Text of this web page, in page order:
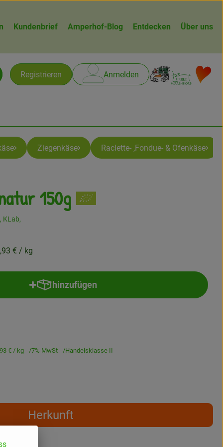
Kundenbrief Amperhof-Blog Entdecken Über uns
Registrieren Anmelden
Ziegenkäse Raclette- ,Fondue- & Ofenkäse
150g
KLab,
€ / kg
hinzufügen
Produkt zum Warenkorb hinzufügen
€ / kg 7% MwSt Handelsklasse II
Herkunft